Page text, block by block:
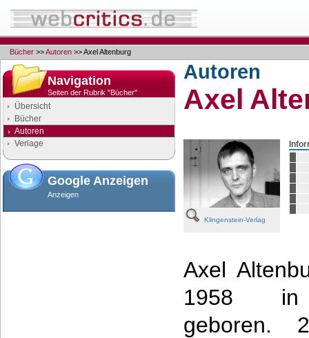
Bücher >>Autoren >> Axel Altenburg
Navigation
Seiten der Rubrik "Bücher"
Übersicht
Bücher
Autoren
Verlage
Google Anzeigen
Anzeigen
Autoren
Axel
Klingenstein-Verlag
Axel
1958
geboren.